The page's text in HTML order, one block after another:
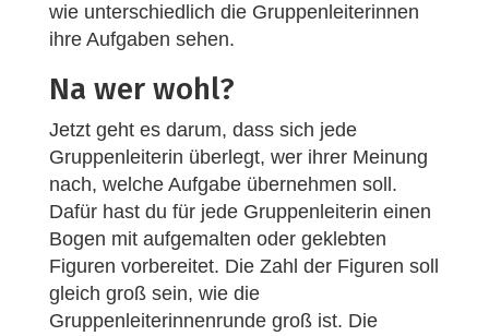
wie unterschiedlich die Gruppenleiterinnen
ihre Aufgaben sehen.
Na wer wohl?
Jetzt geht es darum, dass sich jede
Gruppenleiterin überlegt, wer ihrer Meinung
nach, welche Aufgabe übernehmen soll.
Dafür hast du für jede Gruppenleiterin einen
Bogen mit aufgemalten oder geklebten
Figuren vorbereitet. Die Zahl der Figuren soll
gleich groß sein, wie die
Gruppenleiterinnenrunde groß ist. Die